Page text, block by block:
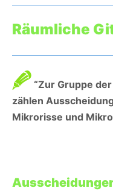
Räumliche
“Zur Gruppe
zählen
Mikrorisse und